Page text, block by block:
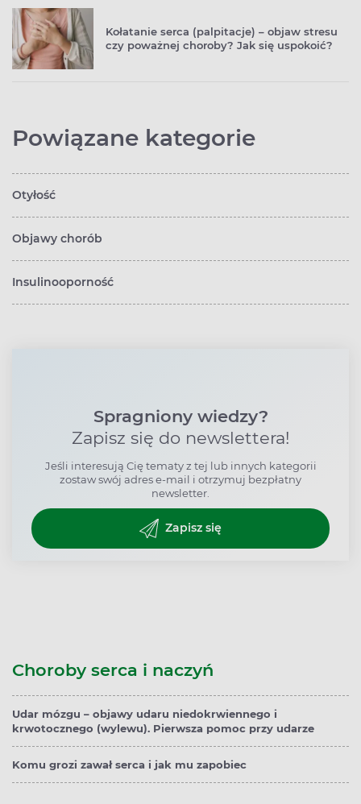
Kołatanie serca (palpitacje) – objaw stresu
czy poważnej choroby? Jak się uspokoić?
Powiązane kategorie
Otyłość
Objawy chorób
Insulinooporność
Spragniony wiedzy?
Zapisz się do newslettera!
Jeśli interesują Cię tematy z tej lub innych kategorii
zostaw swój adres e-mail i otrzymuj bezpłatny
newsletter.
Zapisz się
Choroby serca i naczyń
Udar mózgu – objawy udaru niedokrwiennego i
krwotocznego (wylewu). Pierwsza pomoc przy udarze
Komu grozi zawał serca i jak mu zapobiec